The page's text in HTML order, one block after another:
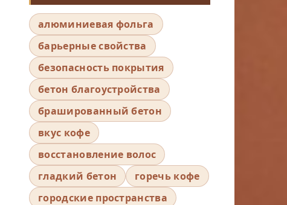
алюминиевая фольга
барьерные свойства
безопасность покрытия
бетон благоустройства
брашированный бетон
вкус кофе
восстановление волос
гладкий бетон
горечь кофе
городские пространства